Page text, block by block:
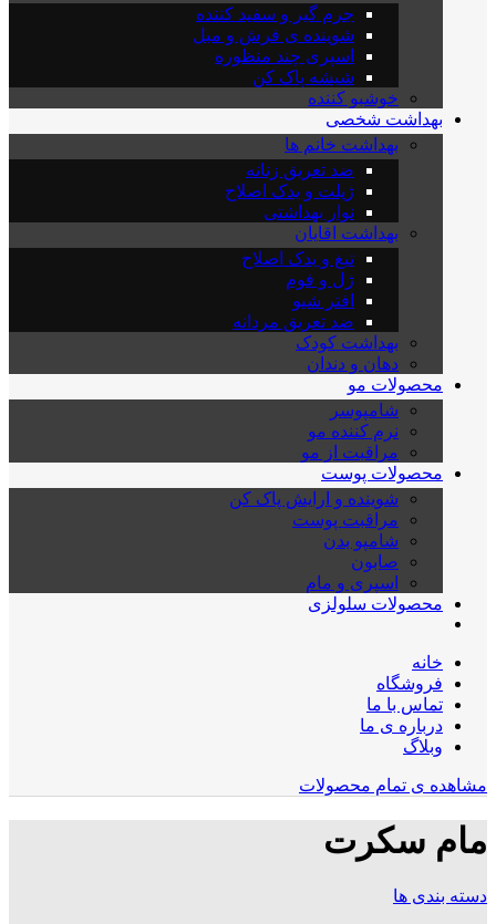
جرم گیر و سفید کننده
شوینده ی فرش و مبل
اسپری چند منظوره
شیشه پاک کن
خوشبو کننده
بهداشت شخصی
بهداشت خانم ها
ضد تعریق زنانه
ژیلت و یدک اصلاح
نوار بهداشتی
بهداشت اقایان
تیغ و یدک اصلاح
ژل و فوم
افتر شیو
ضد تعریق مردانه
بهداشت کودک
دهان و دندان
محصولات مو
شامپوسر
نرم کننده مو
مراقبت از مو
محصولات پوست
شوینده و ارایش پاک کن
مراقبت پوست
شامپو بدن
صابون
اسپری و مام
محصولات سلولزی
خانه
فروشگاه
تماس با ما
درباره ی ما
وبلاگ
مشاهده ی تمام محصولات
مام سکرت
دسته بندی ها